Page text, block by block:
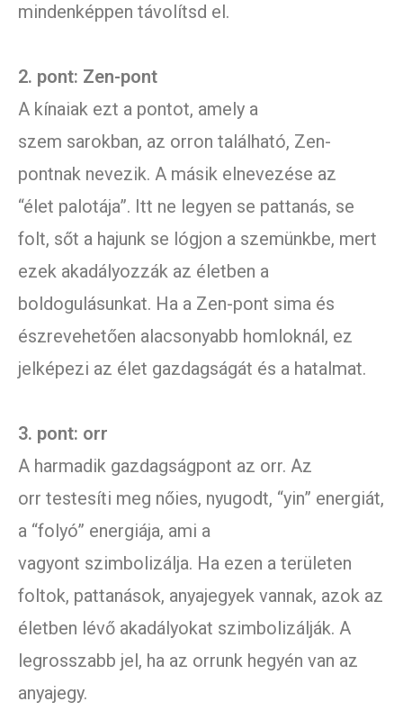
mindenképpen távolítsd el.
2. pont: Zen-pont
A kínaiak ezt a pontot, amely a
szem sarokban, az orron található, Zen-
pontnak nevezik. A másik elnevezése az
“élet palotája”. Itt ne legyen se pattanás, se
folt, sőt a hajunk se lógjon a szemünkbe, mert
ezek akadályozzák az életben a
boldogulásunkat. Ha a Zen-pont sima és
észrevehetően alacsonyabb homloknál, ez
jelképezi az élet gazdagságát és a hatalmat.
3. pont: orr
A harmadik gazdagságpont az orr. Az
orr testesíti meg nőies, nyugodt, “yin” energiát,
a “folyó” energiája, ami a
vagyont szimbolizálja. Ha ezen a területen
foltok, pattanások, anyajegyek vannak, azok az
életben lévő akadályokat szimbolizálják. A
legrosszabb jel, ha az orrunk hegyén van az
anyajegy.